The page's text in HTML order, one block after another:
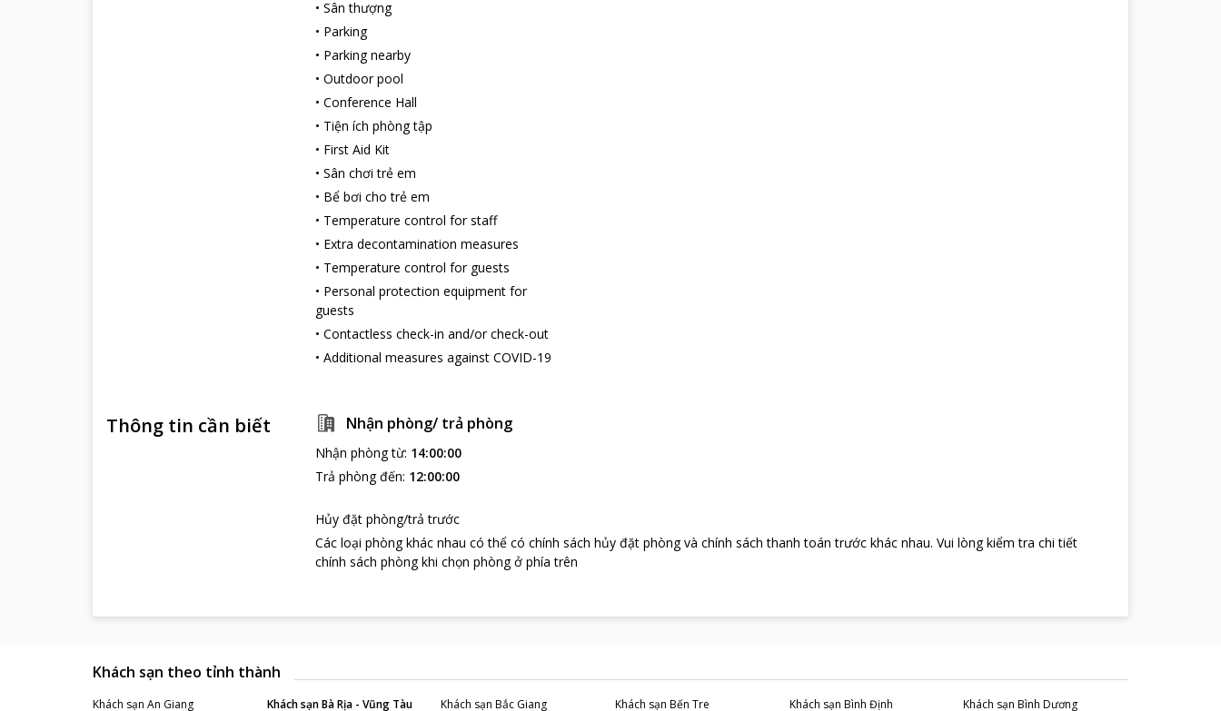
• Sân thượng
• Parking
• Parking nearby
• Outdoor pool
• Conference Hall
• Tiện ích phòng tập
• First Aid Kit
• Sân chơi trẻ em
• Bể bơi cho trẻ em
• Temperature control for staff
• Extra decontamination measures
• Temperature control for guests
• Personal protection equipment for
guests
• Contactless check-in and/or check-out
• Additional measures against COVID-19
Thông tin cần biết Nhận phòng/ trả phòng
Nhận phòng từ: 14:00:00
Trả phòng đến: 12:00:00
Hủy đặt phòng/trả trước
Các loại phòng khác nhau có thể có chính sách hủy đặt phòng và chính sách thanh toán trước khác nhau. Vui lòng kiểm tra chi tiết
chính sách phòng khi chọn phòng ở phía trên
Khách sạn theo tỉnh thành
Khách sạn An Giang Khách sạnBà Rịa - Vũng Tàu Khách sạn Bắc Giang Khách sạn Bến Tre Khách sạn Bình Định Khách sạn Bình Dương